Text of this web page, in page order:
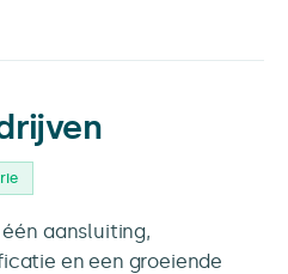
aansluiting,
en een groeiende